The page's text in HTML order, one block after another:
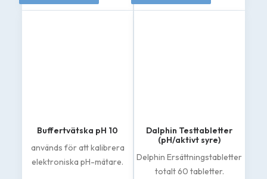
Buffertvätska pH 10
används för att kalibrera
elektroniska pH-mätare.
Dalphin Testtabletter
(pH/aktivt syre)
Delphin Ersättningstabletter
totalt 60 tabletter.